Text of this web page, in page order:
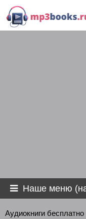
Наше меню
Аудиокниги бесплатно